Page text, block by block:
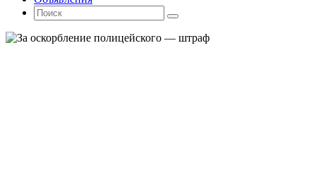
Поиск
Искать:
Поиск